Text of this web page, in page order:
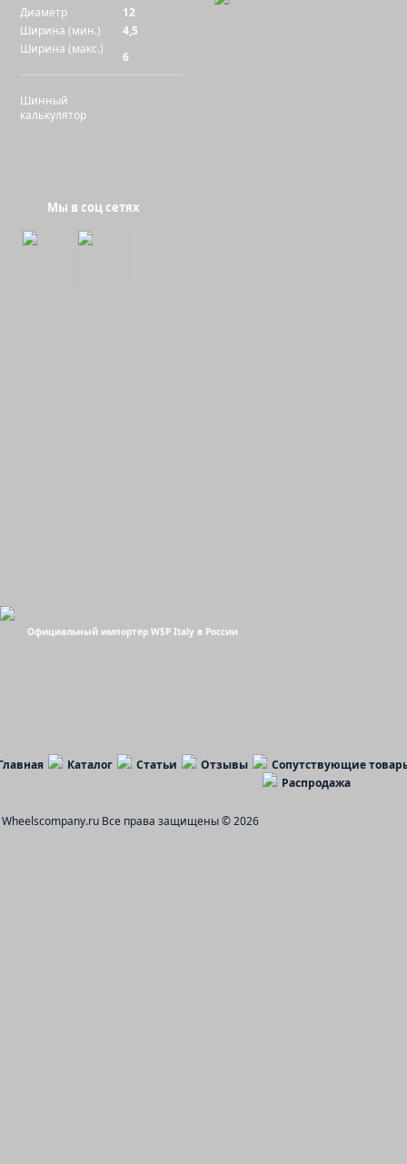
Диаметр
12
Ширина (мин.)
4,5
Ширина (макс.)
6
Шинный
калькулятор
Мы в соц сетях
Официальный импортер WSP Italy в России
Каталог Статьи Отзывы
Сопутствующие
Распродажа
Wheelscompany.ru Все права защищены © 2026